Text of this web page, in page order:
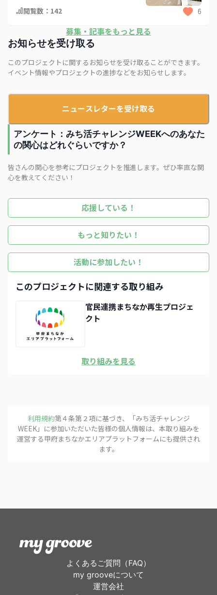
閲覧数： 142 6
募集・記事をもっと見る
お知らせを受け取る
このプロジェクトに関するお知らせを受け取ることができます。
イベント情報やプロジェクトの進捗などをお知らせします。
ニュースレターを受け取る
アンケート：みち活チャレンジWEEKへのあなた
の関心はどれぐらいですか？
皆さんの関心を参考にプロジェクトを推進します。ぜひ率直な関
心を教えてください！
応援している！
もっと知りたい！
活動に参加したい！
このプロジェクトに関連する取り組み
官民連携まちなか再生プロジェ
クト
取り組みを見る
フォローする
利用規約第４条第２項に基づき、「みち活チャレンジ
WEEK」に参加いただいた皆様の個人情報は、本取り組みを
運営する甲府まちなかエリアプラットフォームにも提供され
ます。
よくあるご質問（FAQ）
my grooveについて
運営会社